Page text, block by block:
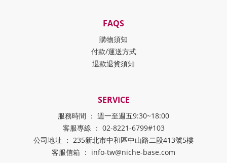
FAQS
購物須知
付款/運送方式
退款退貨須知
SERVICE
服務時間 ： 週一至週五9:30~18:00
客服專線 ： 02-8221-6799#103
公司地址 ： 235新北市中和區中山路二段413號5樓
客服信箱 ： info-tw@niche-base.com